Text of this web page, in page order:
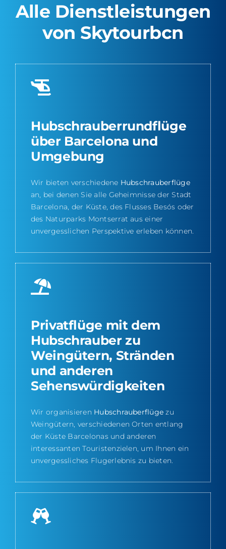
Alle Dienstleistungen
von Skytourbcn
Hubschrauberrundflüge
über Barcelona und
Umgebung
Wir bieten verschiedene Hubschrauberflüge
an, bei denen Sie alle Geheimnisse der Stadt
Barcelona, der Küste, des Flusses Besós oder
des Naturparks Montserrat aus einer
unvergesslichen Perspektive erleben können.
Privatflüge mit dem
Hubschrauber zu
Weingütern, Stränden
und anderen
Sehenswürdigkeiten
Wir organisieren Hubschrauberflüge zu
Weingütern, verschiedenen Orten entlang
der Küste Barcelonas und anderen
interessanten Touristenzielen, um Ihnen ein
unvergessliches Flugerlebnis zu bieten.